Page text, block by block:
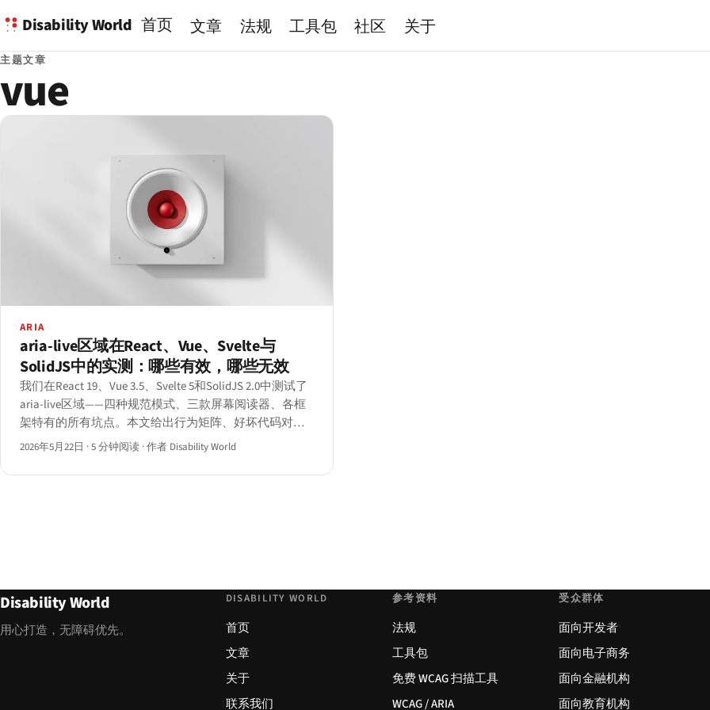
Disability World 首页 文章 法规 工具包 社区 关于
主题文章
vue
ARIA
aria-live区域在React、Vue、Svelte与
SolidJS中的实测：哪些有效，哪些无效
我们在React 19、Vue 3.5、Svelte 5和SolidJS 2.0中测试了
aria-live区域——四种规范模式、三款屏幕阅读器、各框
架特有的所有坑点。本文给出行为矩阵、好坏代码对比
与实操手册。
2026年5月22日 ·5 分钟阅读 ·作者 Disability World
Disability World
用心打造，无障碍优先。
DISABILITY WORLD
首页
文章
关于
联系我们
参考资料
法规
工具包
免费 WCAG 扫描工具
WCAG / ARIA
受众群体
面向开发者
面向电子商务
面向金融机构
面向教育机构